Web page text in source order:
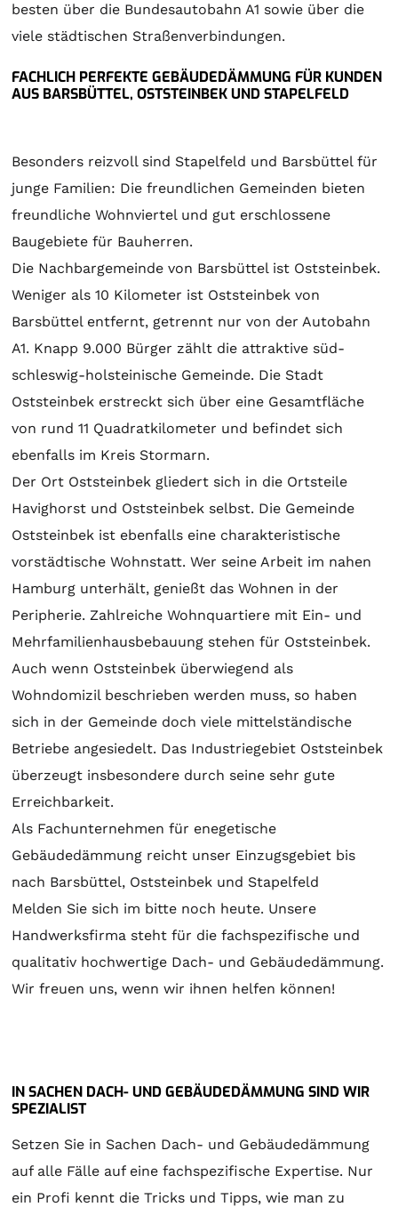
besten über die Bundesautobahn A1 sowie über die
viele städtischen Straßenverbindungen.
FACHLICH PERFEKTE GEBÄUDEDÄMMUNG FÜR KUNDEN
AUS BARSBÜTTEL, OSTSTEINBEK UND STAPELFELD
Besonders reizvoll sind Stapelfeld und Barsbüttel für
junge Familien: Die freundlichen Gemeinden bieten
freundliche Wohnviertel und gut erschlossene
Baugebiete für Bauherren.
Die Nachbargemeinde von Barsbüttel ist Oststeinbek.
Weniger als 10 Kilometer ist Oststeinbek von
Barsbüttel entfernt, getrennt nur von der Autobahn
A1. Knapp 9.000 Bürger zählt die attraktive süd-
schleswig-holsteinische Gemeinde. Die Stadt
Oststeinbek erstreckt sich über eine Gesamtfläche
von rund 11 Quadratkilometer und befindet sich
ebenfalls im Kreis Stormarn.
Der Ort Oststeinbek gliedert sich in die Ortsteile
Havighorst und Oststeinbek selbst. Die Gemeinde
Oststeinbek ist ebenfalls eine charakteristische
vorstädtische Wohnstatt. Wer seine Arbeit im nahen
Hamburg unterhält, genießt das Wohnen in der
Peripherie. Zahlreiche Wohnquartiere mit Ein- und
Mehrfamilienhausbebauung stehen für Oststeinbek.
Auch wenn Oststeinbek überwiegend als
Wohndomizil beschrieben werden muss, so haben
sich in der Gemeinde doch viele mittelständische
Betriebe angesiedelt. Das Industriegebiet Oststeinbek
überzeugt insbesondere durch seine sehr gute
Erreichbarkeit.
Als Fachunternehmen für enegetische
Gebäudedämmung reicht unser Einzugsgebiet bis
nach Barsbüttel, Oststeinbek und Stapelfeld
Melden Sie sich im bitte noch heute. Unsere
Handwerksfirma steht für die fachspezifische und
qualitativ hochwertige Dach- und Gebäudedämmung.
Wir freuen uns, wenn wir ihnen helfen können!
IN SACHEN DACH- UND GEBÄUDEDÄMMUNG SIND WIR
SPEZIALIST
Setzen Sie in Sachen Dach- und Gebäudedämmung
auf alle Fälle auf eine fachspezifische Expertise. Nur
ein Profi kennt die Tricks und Tipps, wie man zu